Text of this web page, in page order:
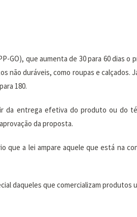
GO), que aumenta de 30 para 60 dias o
não duráveis, como roupas e calçados.
180.
da entrega efetiva do produto ou do
da proposta.
que a lei ampare aquele que está na
daqueles que comercializam produtos